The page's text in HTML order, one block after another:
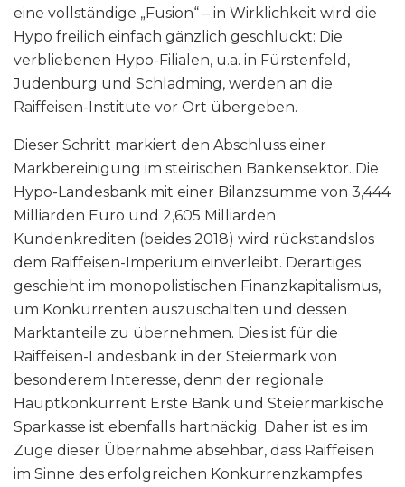
eine vollständige „Fusion“ – in Wirklichkeit wird die
Hypo freilich einfach gänzlich geschluckt: Die
verbliebenen Hypo-Filialen, u.a. in Fürstenfeld,
Judenburg und Schladming, werden an die
Raiffeisen-Institute vor Ort übergeben.
Dieser Schritt markiert den Abschluss einer
Markbereinigung im steirischen Bankensektor. Die
Hypo-Landesbank mit einer Bilanzsumme von 3,444
Milliarden Euro und 2,605 Milliarden
Kundenkrediten (beides 2018) wird rückstandslos
dem Raiffeisen-Imperium einverleibt. Derartiges
geschieht im monopolistischen Finanzkapitalismus,
um Konkurrenten auszuschalten und dessen
Marktanteile zu übernehmen. Dies ist für die
Raiffeisen-Landesbank in der Steiermark von
besonderem Interesse, denn der regionale
Hauptkonkurrent Erste Bank und Steiermärkische
Sparkasse ist ebenfalls hartnäckig. Daher ist es im
Zuge dieser Übernahme absehbar, dass Raiffeisen
im Sinne des erfolgreichen Konkurrenzkampfes